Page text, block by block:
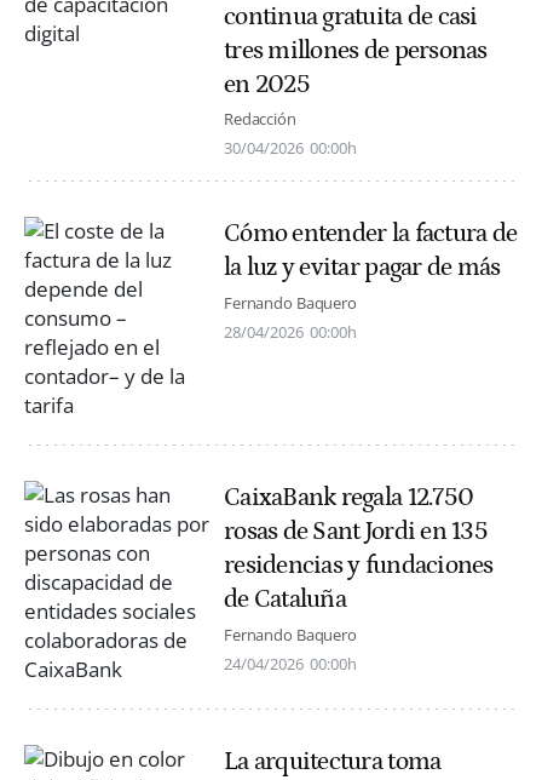
continua gratuita de casi
tres millones de personas
en 2025
Redacción
30/04/2026 00:00h
Cómo entender la factura de
la luz y evitar pagar de más
Fernando Baquero
28/04/2026 00:00h
CaixaBank regala 12.750
rosas de Sant Jordi en 135
residencias y fundaciones
de Cataluña
Fernando Baquero
24/04/2026 00:00h
La arquitectura toma